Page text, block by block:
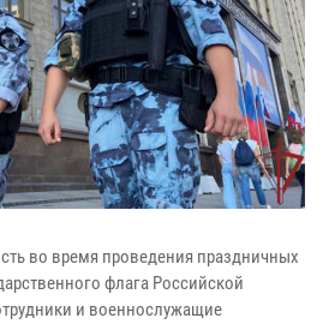
во время проведения праздничных
флага Российской
и военнослужащие